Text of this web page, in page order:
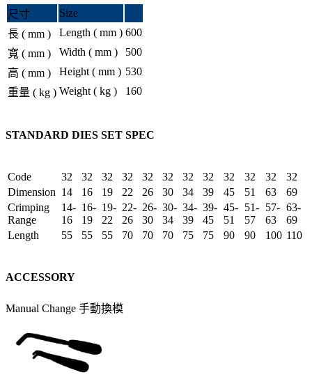
尺寸
Size
長 ( mm )
Length ( mm ) 600
寬 ( mm )
Width ( mm )
500
高 ( mm )
Height ( mm ) 530
重量 ( kg ) Weight ( kg ) 160
STANDARD DIES SET SPEC
Code 32 32 32 32 32 32 32 32 32 32 32
32
Dimension 14 16 19 22 26 30 34 39 45 51 63
69
Crimping
Range
14-
16
16-
19
19-
22
22-
26
26-
30
30-
34
34-
39
39-
45
45-
51
51-
57
57-
63
63-
69
Length
55 55 55 70 70 70 75 75 90 90 100 110
ACCESSORY
Manual Change 手動換模